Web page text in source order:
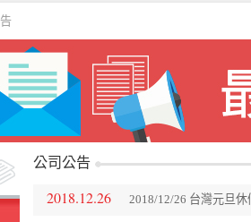
公司公告
2018.12.26 2018/12/26 台灣元旦休